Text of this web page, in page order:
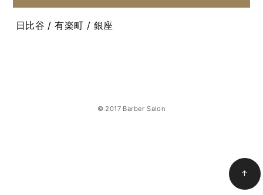
日比谷 / 有楽町 / 銀座
© 2017 Barber Salon
↑